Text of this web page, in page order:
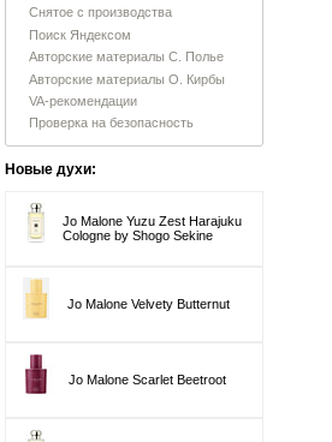
Снятое с производства
Поиск Яндексом
Авторские материалы С. Полье
Авторские материалы О. Кирбы
VA-рекомендации
Проверка на безопасность
Новые духи:
Jo Malone Yuzu Zest Harajuku
Cologne by Shogo Sekine
Jo Malone Velvety Butternut
Jo Malone Scarlet Beetroot